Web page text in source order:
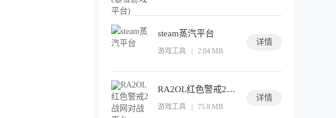
steam蒸汽平台
游戏工具 2.04 MB
详情
RA2OL红色警戒2战网对战平台
游戏工具 75.8 MB
详情